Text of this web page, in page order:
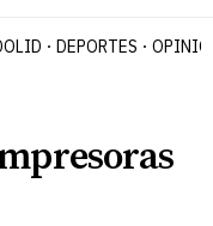
DEPORTES